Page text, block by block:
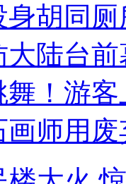
胡同
陆台
！游客
师用